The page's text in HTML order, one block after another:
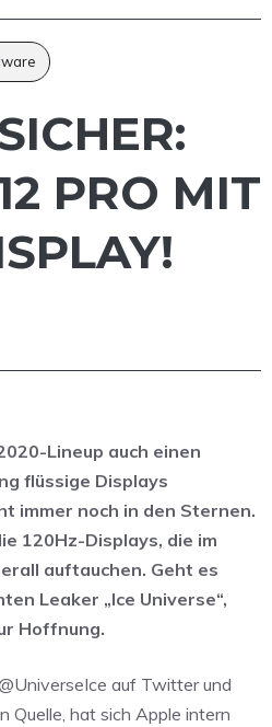
PRO MIT
Lineup auch einen
flüssige Displays
immer noch in den Sternen.
120Hz-Displays, die im
auftauchen. Geht es
Leaker „Ice Universe“,
Hoffnung.
auf Twitter und
Quelle, hat sich Apple intern